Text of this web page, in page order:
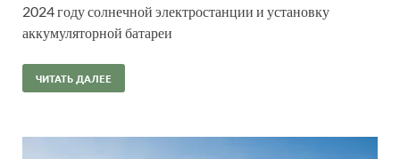
2024 году солнечной электростанции и установку
аккумуляторной батареи
ЧИТАТЬ ДАЛЕЕ